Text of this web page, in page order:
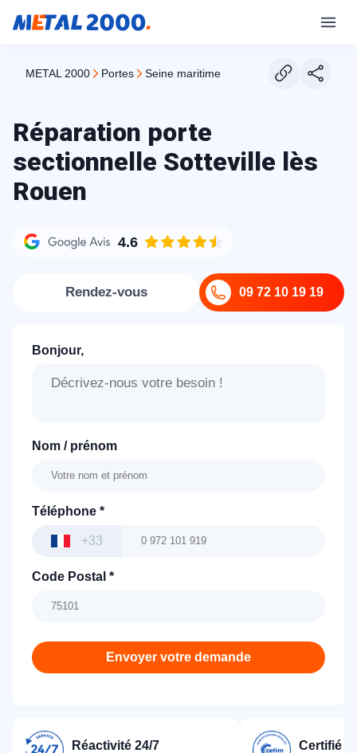
METAL 2000 portes seine maritime
Réparation porte
sectionnelle Sotteville lès
Rouen
4.6
09 72 10 19 19
Rendez-vous
Bonjour,
Nom / prénom
Téléphone *
+33
Code Postal *
Envoyer votre demande
Réactivité 24/7 Certifié